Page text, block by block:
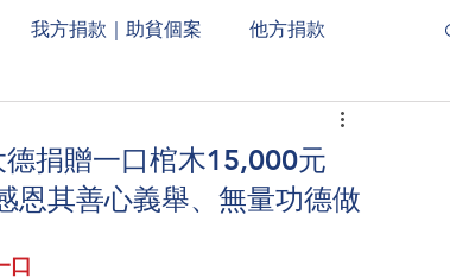
我方捐款｜助貧個案 他方捐款
款公告 大型公益
盛事 重點文章
捐贈一口棺木15,000元
恩其善心義舉、無量功德做
口